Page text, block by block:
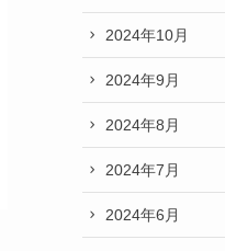
2024年10月
2024年9月
2024年8月
2024年7月
2024年6月